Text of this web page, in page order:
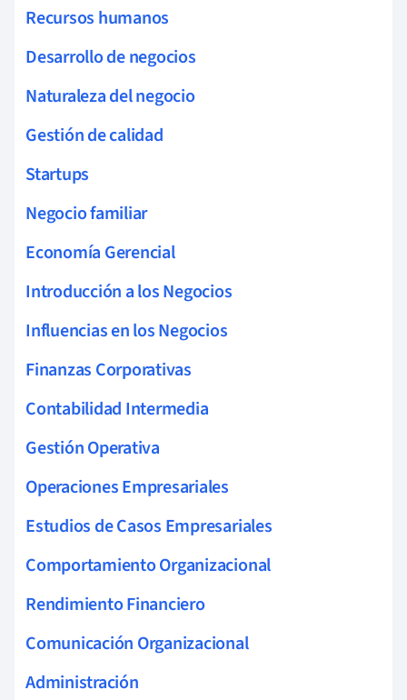
Recursos humanos
Desarrollo de negocios
Naturaleza del negocio
Gestión de calidad
Startups
Negocio familiar
Economía Gerencial
Introducción a los Negocios
Influencias en los Negocios
Finanzas Corporativas
Contabilidad Intermedia
Gestión Operativa
Operaciones Empresariales
Estudios de Casos Empresariales
Comportamiento Organizacional
Rendimiento Financiero
Comunicación Organizacional
Administración